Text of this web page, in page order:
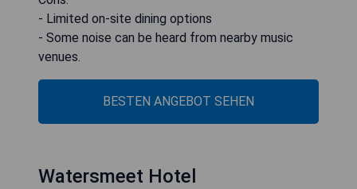
- Limited on-site dining options
- Some noise can be heard from nearby music
venues.
BESTEN ANGEBOT SEHEN
Watersmeet Hotel